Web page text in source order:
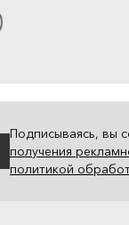
Подписываясь, вы
получения
политикой